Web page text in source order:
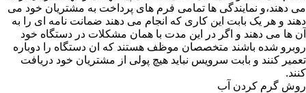
می دهند،و نمایندگی ها تمامی فرم های پرداخت به مشتریان خود می
دهند و هر یک بابت این کاری که انجام می دهند ضمانت نامه ای را به
آن ها می دهند و اگر در این مدت با همان مشکلات در دستگاه خود
روبرو شده باشند متخصصان موظف هستند که ان دستگاه را دوباره
تعمیر کنند و بابت سرویس نباید هیچ پولی از مشتریان خود دریافت
کنند.
روش گرم کردن آب